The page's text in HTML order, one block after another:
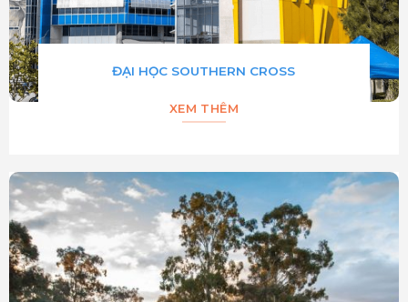
ĐẠI HỌC SOUTHERN CROSS
XEM THÊM